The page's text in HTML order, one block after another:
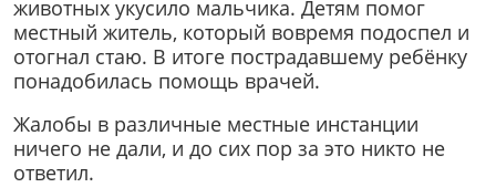
животных укусило мальчика. Детям помог
местный житель, который вовремя подоспел и
отогнал стаю. В итоге пострадавшему ребёнку
понадобилась помощь врачей.
Жалобы в различные местные инстанции
ничего не дали, и до сих пор за это никто не
ответил.